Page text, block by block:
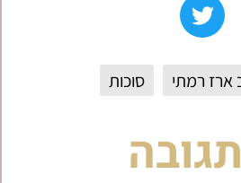
ארז רמתי סוכות